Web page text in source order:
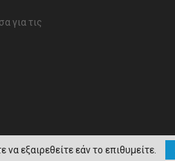
για τις
εξαιρεθείτε εάν το επιθυμείτε.